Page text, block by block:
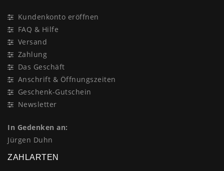
Kundenkonto eröffnen
FAQ & Hilfe
Versand
Zahlung
Das Geschäft
Anschrift & Öffnungszeiten
Geschenk-Gutschein
Newsletter
In Gedenken an:
Jürgen Duhn
ZAHLARTEN